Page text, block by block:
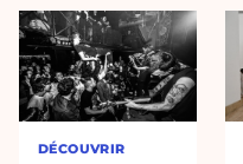
DÉCOUVRIR